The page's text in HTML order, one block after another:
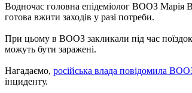
Водночас головна епідеміолог ВООЗ Марія
готова вжити заходів у разі потреби.
При цьому в ВООЗ закликали під час
можуть бути заражені.
Нагадаємо, російська влада повідомила
інциденту.